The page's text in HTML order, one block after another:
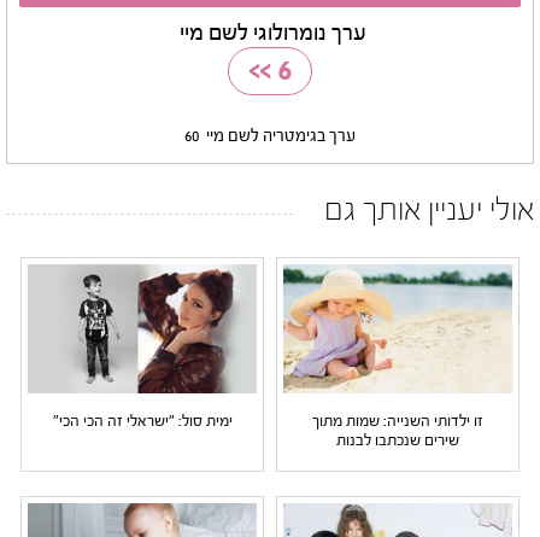
ערך נומרולוגי לשם מיי
6
>>
ערך בגימטריה לשם מיי 60
אולי יעניין אותך גם
זו ילדותי השנייה: שמות מתוך
שירים שנכתבו לבנות
ימית סול: "ישראלי זה הכי הכי"